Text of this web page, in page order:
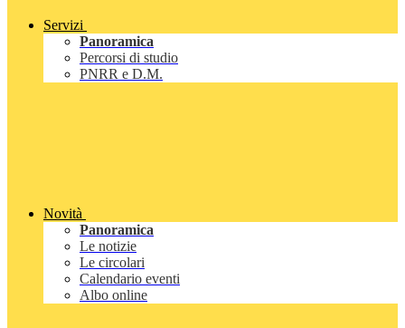
Servizi
Panoramica
Percorsi di studio
PNRR e D.M.
Novità
Panoramica
Le notizie
Le circolari
Calendario eventi
Albo online